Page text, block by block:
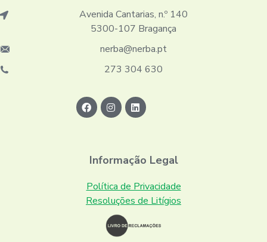
Avenida Cantarias, n.º 140
5300-107 Bragança
nerba@nerba.pt
273 304 630
Informação Legal
Política de Privacidade
Resoluções de Litígios